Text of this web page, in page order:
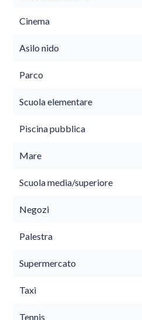
Cinema
Asilo nido
Parco
Scuola elementare
Piscina pubblica
Mare
Scuola media/superiore
Negozi
Palestra
Supermercato
Taxi
Tennis